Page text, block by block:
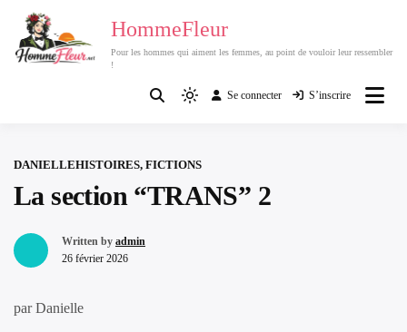
Passer
contenu
HommeFleur
Pour les hommes qui aiment les femmes, au point de vouloir leur ressembler
!
Light
to
switch
Se connecter S’inscrire
DANIELLEHISTOIRES, FICTIONS
La section “TRANS” 2
Written by admin
26 février 2026
par Danielle